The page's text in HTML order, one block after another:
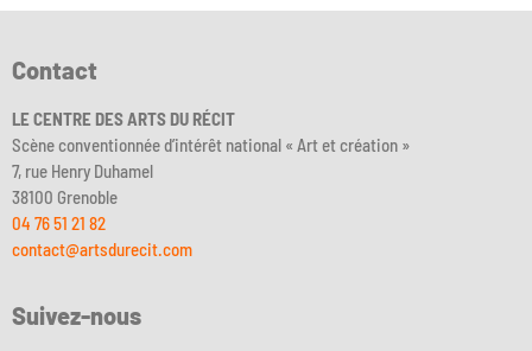
Contact
LE CENTRE DES ARTS DU RÉCIT
Scène conventionnée d’intérêt national « Art et création »
7, rue Henry Duhamel
38100 Grenoble
04 76 51 21 82
contact@artsdurecit.com
Suivez-nous